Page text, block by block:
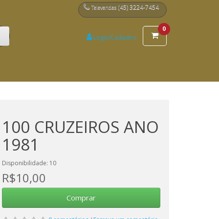
Televendas (45) 3224-7454
Login/Cadastro
0
100 CRUZEIROS ANO
1981
Disponibilidade: 10
R$10,00
Comprar